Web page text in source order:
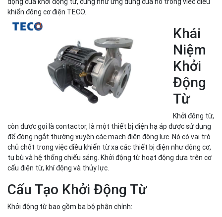
khiển động cơ điện TECO.
Khái
Niệm
Khởi
Động
Từ
Khởi động từ,
còn được gọi là contactor, là một thiết bị điện hạ áp được sử dụng
để đóng ngắt thường xuyên các mạch điện động lực. Nó có vai trò
chủ chốt trong việc điều khiển từ xa các thiết bị điện như động cơ,
tụ bù và hệ thống chiếu sáng. Khởi động từ hoạt động dựa trên cơ
cấu điện từ, khí động và thủy lực.
Cấu Tạo Khởi Động Từ
Khởi động từ bao gồm ba bộ phận chính: